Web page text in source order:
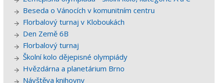
Beseda o Vánocích v komunitním centru
Florbalový turnaj v Kloboukách
Den Země 6B
Florbalový turnaj
Školní kolo dějepisné olympiády
Hvězdárna a planetárium Brno
Návštěva knihovny